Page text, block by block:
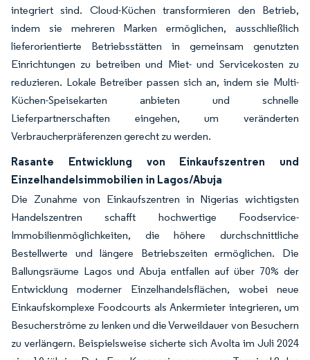
integriert sind. Cloud-Küchen transformieren den Betrieb,
indem sie mehreren Marken ermöglichen, ausschließlich
lieferorientierte Betriebsstätten in gemeinsam genutzten
Einrichtungen zu betreiben und Miet- und Servicekosten zu
reduzieren. Lokale Betreiber passen sich an, indem sie Multi-
Küchen-Speisekarten anbieten und schnelle
Lieferpartnerschaften eingehen, um veränderten
Verbraucherpräferenzen gerecht zu werden.
Rasante Entwicklung von Einkaufszentren und
Einzelhandelsimmobilien in Lagos/Abuja
Die Zunahme von Einkaufszentren in Nigerias wichtigsten
Handelszentren schafft hochwertige Foodservice-
Immobilienmöglichkeiten, die höhere durchschnittliche
Bestellwerte und längere Betriebszeiten ermöglichen. Die
Ballungsräume Lagos und Abuja entfallen auf über 70% der
Entwicklung moderner Einzelhandelsflächen, wobei neue
Einkaufskomplexe Foodcourts als Ankermieter integrieren, um
Besucherströme zu lenken und die Verweildauer von Besuchern
zu verlängern. Beispielsweise sicherte sich Avolta im Juli 2024